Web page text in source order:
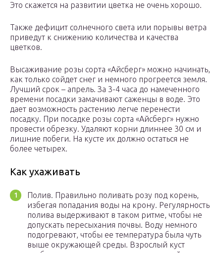
Это скажется на развитии цветка не очень хорошо.
Также дефицит солнечного света или порывы ветра
приведут к снижению количества и качества
цветков.
Высаживание розы сорта «Айсберг» можно начинать,
как только сойдет снег и немного прогреется земля.
Лучший срок – апрель. За 3-4 часа до намеченного
времени посадки замачивают саженцы в воде. Это
дает возможность растению легче перенести
посадку. При посадке розы сорта «Айсберг» нужно
провести обрезку. Удаляют корни длиннее 30 см и
лишние побеги. На кусте их должно остаться не
более четырех.
Как ухаживать
Полив. Правильно поливать розу под корень,
избегая попадания воды на крону. Регулярность
полива выдерживают в таком ритме, чтобы не
допускать пересыхания почвы. Воду немного
подогревают, чтобы ее температура была чуть
выше окружающей среды. Взрослый куст